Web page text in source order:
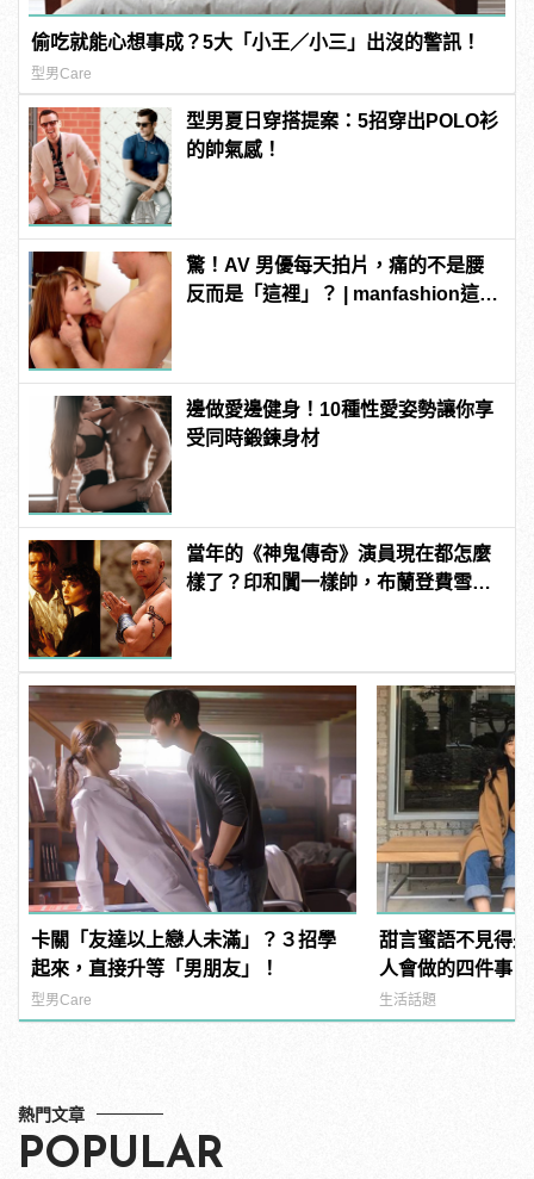
偷吃就能心想事成？5大「小王／小三」出沒的警訊！
型男Care
型男夏日穿搭提案：5招穿出POLO衫
的帥氣感！
驚！AV 男優每天拍片，痛的不是腰
反而是「這裡」？ | manfashion這樣
邊做愛邊健身！10種性愛姿勢讓你享
受同時鍛鍊身材
當年的《神鬼傳奇》演員現在都怎麼
樣了？印和闐一樣帥，布蘭登費雪大
卡關「友達以上戀人未滿」？３招學
起來，直接升等「男朋友」！
型男Care
甜言蜜語不見得
人會做的四件事
生活話題
熱門文章
POPULAR